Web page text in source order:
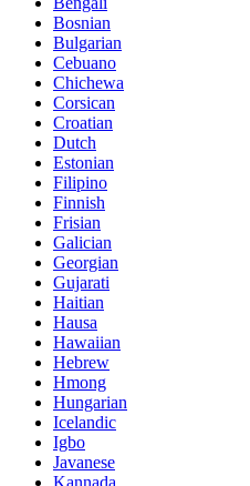
Bosnian
Bulgarian
Cebuano
Chichewa
Corsican
Croatian
Dutch
Estonian
Filipino
Finnish
Frisian
Galician
Georgian
Gujarati
Haitian
Hausa
Hawaiian
Hebrew
Hmong
Hungarian
Icelandic
Igbo
Javanese
Kannada